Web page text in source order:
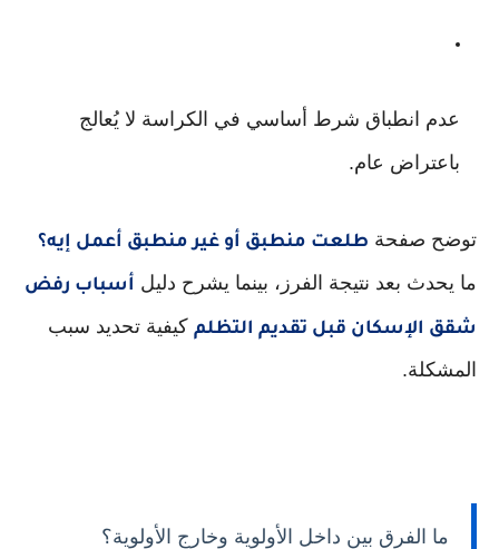
عدم انطباق شرط أساسي في الكراسة لا يُعالج
باعتراض عام.
توضح صفحة طلعت منطبق أو غير منطبق أعمل إيه؟
ما يحدث بعد نتيجة الفرز، بينما يشرح دليل أسباب رفض
شقق الإسكان قبل تقديم التظلم كيفية تحديد سبب
المشكلة.
ما الفرق بين داخل الأولوية وخارج الأولوية؟